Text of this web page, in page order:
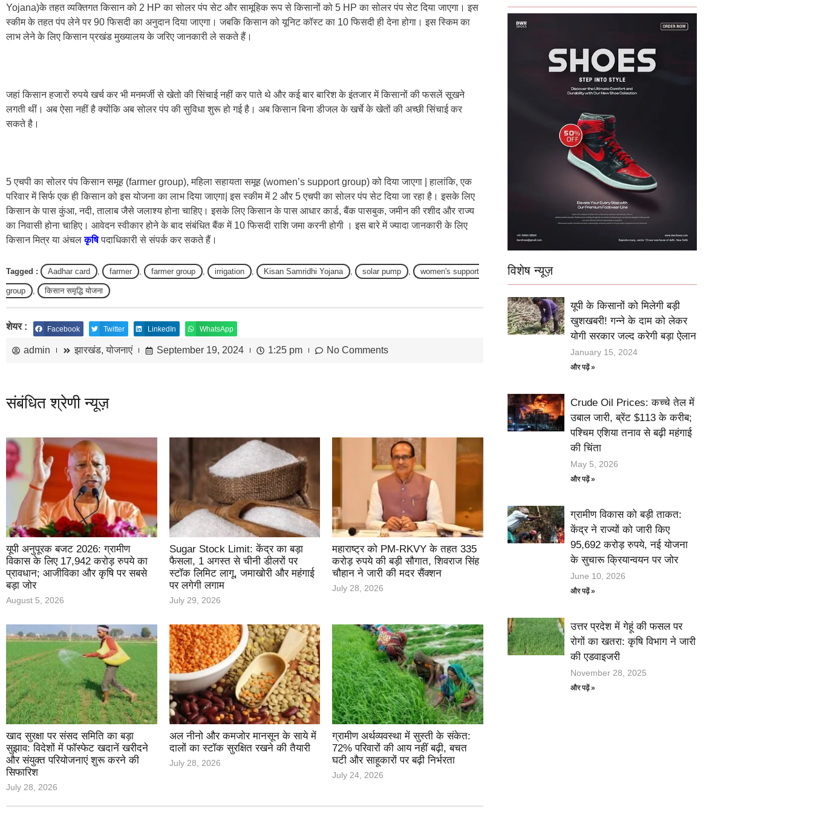
Yojana)के तहत व्यक्तिगत किसान को 2 HP का सोलर पंप सेट और सामूहिक रूप से किसानों को 5 HP का सोलर पंप सेट दिया जाएगा। इस
स्कीम के तहत पंप लेने पर 90 फिसदी का अनुदान दिया जाएगा। जबकि किसान को यूनिट कॉस्ट का 10 फिसदी ही देना होगा। इस स्किम का
लाभ लेने के लिए किसान प्रखंड मुख्यालय के जरिए जानकारी ले सकते हैं।
जहां किसान हजारों रुपये खर्च कर भी मनमर्जी से खेतो की सिंचाई नहीं कर पाते थे और कई बार बारिश के इंतजार में किसानों की फसलें सूखने
लगती थीं। अब ऐसा नहीं है क्योंकि अब सोलर पंप की सुविधा शुरू हो गई है। अब किसान बिना डीजल के खर्चे के खेतों की अच्छी सिंचाई कर
सकते है।
5 एचपी का सोलर पंप किसान समूह (farmer group), महिला सहायता समूह (women’s support group) को दिया जाएगा | हालांकि, एक
परिवार में सिर्फ एक ही किसान को इस योजना का लाभ दिया जाएगा| इस स्कीम में 2 और 5 एचपी का सोलर पंप सेट दिया जा रहा है। इसके लिए
किसान के पास कुंआ, नदी, तालाब जैसे जलाश्य होना चाहिए। इसके लिए किसान के पास आधार कार्ड, बैंक पासबुक, जमीन की रशीद और राज्य
का निवासी होना चाहिए। आवेदन स्वीकार होने के बाद संबंधित बैंक में 10 फिसदी राशि जमा करनी होगी । इस बारे में ज्यादा जानकारी के लिए
किसान मित्र या अंचलकृषिपदाधिकारी से संपर्क कर सकते हैं।
Tagged : Aadhar card , farmer , farmer group , irrigation , Kisan Samridhi Yojana , solar pump , women's support
group , किसान समृद्धि योजना
शेयर : Facebook Twitter LinkedIn WhatsApp
admin झारखंड,योजनाएं September 19, 2024 1:25 pm No Comments
संबंधित श्रेणी न्यूज़
यूपी अनुपूरक बजट 2026: ग्रामीण
विकास के लिए 17,942 करोड़ रुपये का
प्रावधान; आजीविका और कृषि पर सबसे
बड़ा जोर
August 5, 2026
Sugar Stock Limit: केंद्र का बड़ा
फैसला, 1 अगस्त से चीनी डीलरों पर
स्टॉक लिमिट लागू, जमाखोरी और महंगाई
पर लगेगी लगाम
July 29, 2026
महाराष्ट्र को PM-RKVY के तहत 335
करोड़ रुपये की बड़ी सौगात, शिवराज सिंह
चौहान ने जारी की मदर सैंक्शन
July 28, 2026
खाद सुरक्षा पर संसद समिति का बड़ा
सुझाव: विदेशों में फॉस्फेट खदानें खरीदने
और संयुक्त परियोजनाएं शुरू करने की
सिफारिश
July 28, 2026
अल नीनो और कमजोर मानसून के साये में
दालों का स्टॉक सुरक्षित रखने की तैयारी
July 28, 2026
ग्रामीण अर्थव्यवस्था में सुस्ती के संकेत:
72% परिवारों की आय नहीं बढ़ी, बचत
घटी और साहूकारों पर बढ़ी निर्भरता
July 24, 2026
विशेष न्यूज़
यूपी के किसानों को मिलेगी बड़ी
खुशखबरी! गन्ने के दाम को लेकर
योगी सरकार जल्द करेगी बड़ा ऐलान
January 15, 2024
और पढ़ें »
Crude Oil Prices: कच्चे तेल में
उबाल जारी, ब्रेंट $113 के करीब;
पश्चिम एशिया तनाव से बढ़ी महंगाई
की चिंता
May 5, 2026
और पढ़ें »
ग्रामीण विकास को बड़ी ताकत:
केंद्र ने राज्यों को जारी किए
95,692 करोड़ रुपये, नई योजना
के सुचारू क्रियान्वयन पर जोर
June 10, 2026
और पढ़ें »
उत्तर प्रदेश में गेहूं की फसल पर
रोगों का खतरा: कृषि विभाग ने जारी
की एडवाइजरी
November 28, 2025
और पढ़ें »